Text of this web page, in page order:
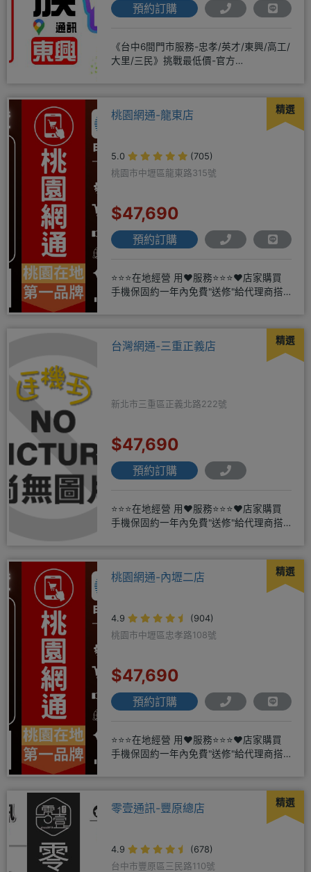
預約訂購
《台中6間門市服務-忠孝/英才/東興/高工/
大里/三民》挑戰最低價-官方
精選
桃園網通-龍東店
5.0
(705)
桃園市中壢區龍東路315號
$47,690
預約訂購
⭐⭐⭐在地經營 用❤️服務⭐⭐⭐❤️店家購買
手機保固約一年內免費"送修"給代理商搭
精選
台灣網通-三重正義店
新北市三重區正義北路222號
$47,690
預約訂購
⭐⭐⭐在地經營 用❤️服務⭐⭐⭐❤️店家購買
手機保固約一年內免費"送修"給代理商搭
精選
桃園網通-內壢二店
4.9
(904)
桃園市中壢區忠孝路108號
$47,690
預約訂購
⭐⭐⭐在地經營 用❤️服務⭐⭐⭐❤️店家購買
手機保固約一年內免費"送修"給代理商搭
精選
零壹通訊-豐原總店
4.9
(678)
台中市豐原區三民路110號